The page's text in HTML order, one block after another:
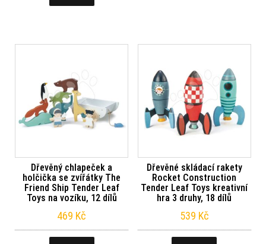
Dřevěný chlapeček a
holčička se zvířátky The
Friend Ship Tender Leaf
Toys na vozíku, 12 dílů
469 Kč
Dřevěné skládací rakety
Rocket Construction
Tender Leaf Toys kreativní
hra 3 druhy, 18 dílů
539 Kč